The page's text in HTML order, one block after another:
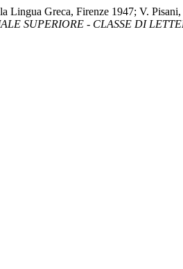
Lingua Greca, Firenze 1947; V.
SUPERIORE - CLASSE DI